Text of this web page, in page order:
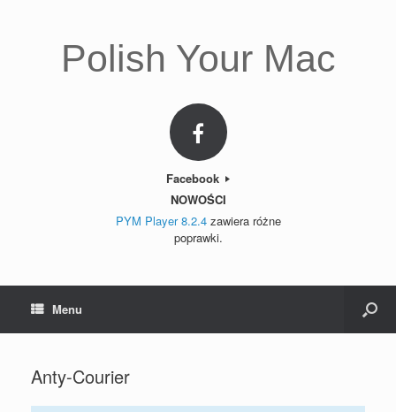
Polish Your Mac
Facebook
NOWOŚCI
PYM Player 8.2.4zawiera różne
poprawki.
Menu
Anty-Courier